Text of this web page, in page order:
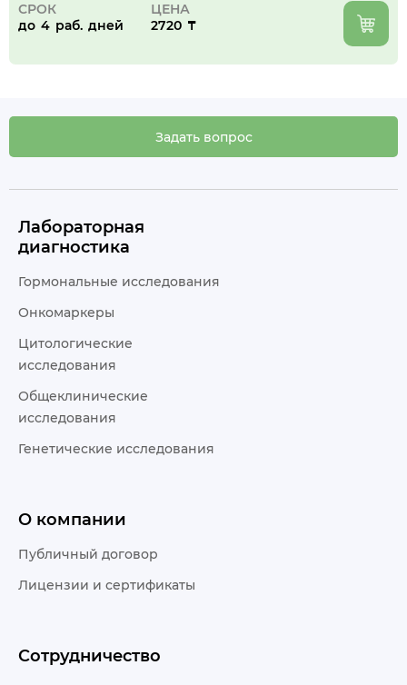
СРОК
до 4 раб. дней
ЦЕНА
2720 ₸
Задать вопрос
Лабораторная
диагностика
Гормональные исследования
Онкомаркеры
Цитологические
исследования
Общеклинические
исследования
Генетические исследования
О компании
Публичный договор
Лицензии и сертификаты
Сотрудничество